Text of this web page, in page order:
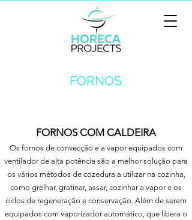
FORNOS
FORNOS COM CALDEIRA
Os fornos de convecção e a vapor equipados com
ventilador de alta potência são a melhor solução para
os vários métodos de cozedura a utilizar na cozinha,
como grelhar, gratinar, assar, cozinhar a vapor e os
ciclos de regeneração e conservação. Além de serem
equipados com vaporizador automático, que libera o